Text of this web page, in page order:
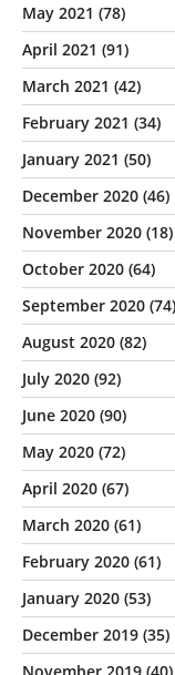
May 2021 (78)
April 2021 (91)
March 2021 (42)
February 2021 (34)
January 2021 (50)
December 2020 (46)
November 2020 (18)
October 2020 (64)
September 2020 (74)
August 2020 (82)
July 2020 (92)
June 2020 (90)
May 2020 (72)
April 2020 (67)
March 2020 (61)
February 2020 (61)
January 2020 (53)
December 2019 (35)